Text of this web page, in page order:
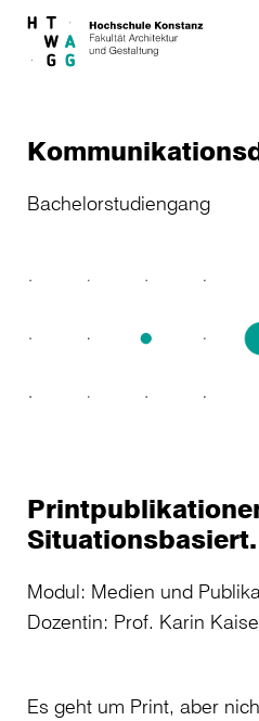
Skip to main content
Bachelorstudiengang
Situationsbasiert.
Modul: Medien und
Dozentin: Prof. Karin
Es geht um Print, aber